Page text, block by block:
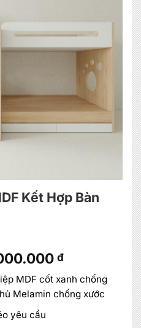
Kết Hợp Bàn
đ.
đGiá
tại
là:
MDF cốt xanh chống
Melamin chống xước
yêu cầu